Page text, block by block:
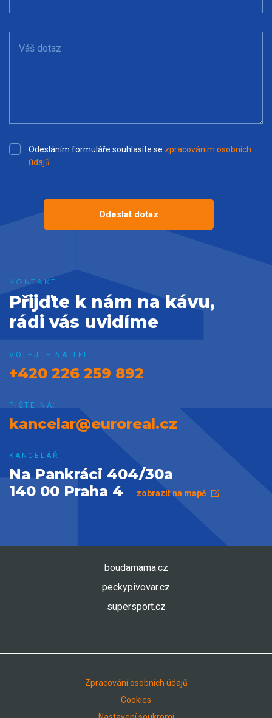
Váš dotaz
Odesláním formuláře souhlasíte se zpracováním osobních
údajů
Odeslat dotaz
Přijďte k nám na kávu,
rádi vás uvidíme
VOLEJTE NA TEL.:
+420 226 259 892
PIŠTE NA:
kancelar@euroreal.cz
KANCELÁŘ:
Na Pankráci 404/30a
140 00 Praha 4
zobrazit na mapě
boudamama.cz
peckypivovar.cz
supersport.cz
Zpracování osobních údajů
Cookies